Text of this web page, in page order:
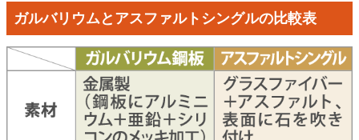
ガルバリウムとアスファルトシングルの比較表